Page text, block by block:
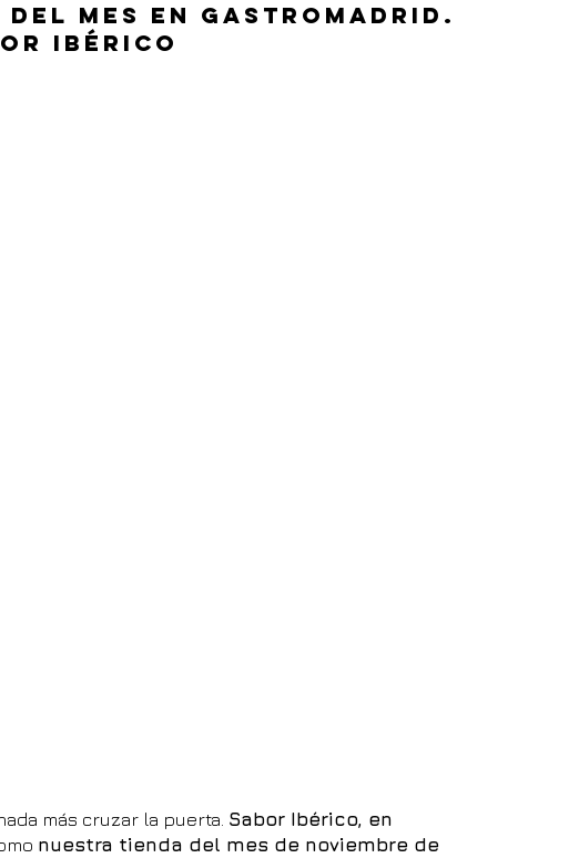
mes en GastroMadrid.
Ibérico
más cruzar la puerta. Sabor Ibérico, en
nuestra tienda del mes de noviembre de